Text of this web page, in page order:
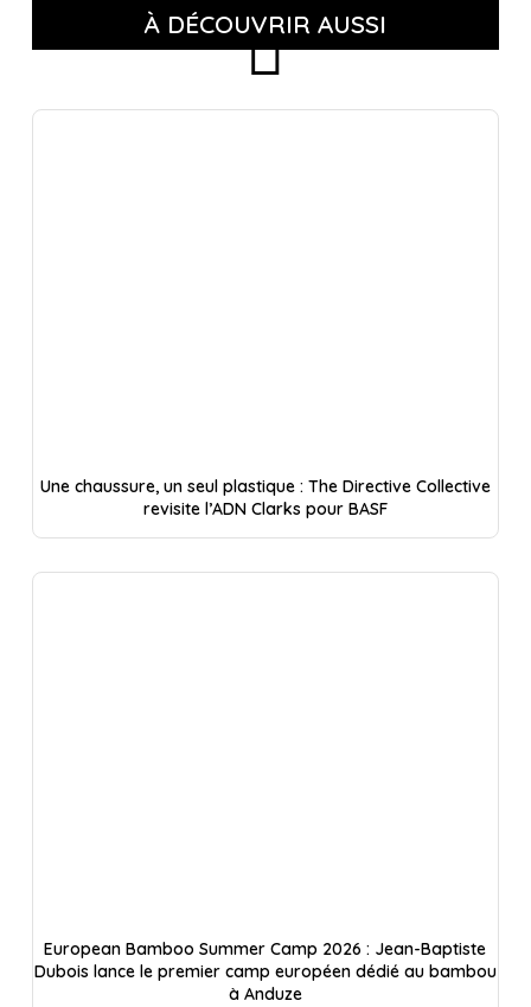
À DÉCOUVRIR AUSSI
Une chaussure, un seul plastique : The Directive Collective
revisite l’ADN Clarks pour BASF
European Bamboo Summer Camp 2026 : Jean-Baptiste
Dubois lance le premier camp européen dédié au bambou
à Anduze